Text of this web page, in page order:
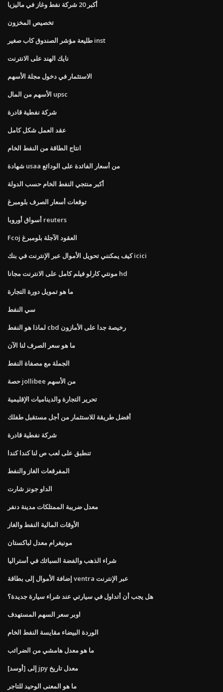
أكبر 20 شركة نفط وغاز في ماليزيا
تخصيص المخزون
طليعة مؤشر الصندوق كاب صغير inst
نايك الهند على الانترنت
الاستثمار في دخول مجلة الأسهم
الأسهم من المال upsc
شركة نفطية قادرة
عقد العمل شكل كامل
انتاج الطاقة من النفط الخام
شهادة usaa من أسعار الفائدة على الودائع
أكبر منتجي النفط الخام حسب الدولة
توقعات أسعار الصرف بلومبرغ
أسواق أوروبا reuters
Fcoj العقود الآجلة بلومبرغ
كيف يمكنني تحويل الأموال عبر الإنترنت في بنك icici
مونتي كارلو فيلم كامل على الانترنت مجانا hd
ما هو تمويل دورة التجارة
سي النفط
لماذا هو النفط cbd رخيصة جدا على الأمازون
ما هو سعر الصرف لنا الآن
الجملة مع مصفاة النفط
حصة jollibee من الأسهم
تحرير التجارة والديناميات الإقليمية
أفضل طريقة للاستثمار من أجل مستقبل طفلك
شركة نفطية قادرة
تنطبق على لعب ص لنا كندا كندا
المفرقعات الغاز والنفط
الداو جونز شارت
معدل ضريبة الممتلكات مدينة دنفر
الأوقات المالية النفط والغاز
مونيغرام معدل لباكستان
شراء الذهب والفضة السبائك في أستراليا
إضافة الأموال إلى بطاقة ventra عبر الإنترنت
هل يجب أن أتداول في سيارتي عند شراء سيارة جديدة؟
اوبر سعر السهم المستهدف
الوردة البيضاء مقايسة النفط الخام
ما هو معدل هامشي من الضرائب
[أوسد] إلى jpy معدل تاريخ
ما هو المعنى الوحيد للتاجر